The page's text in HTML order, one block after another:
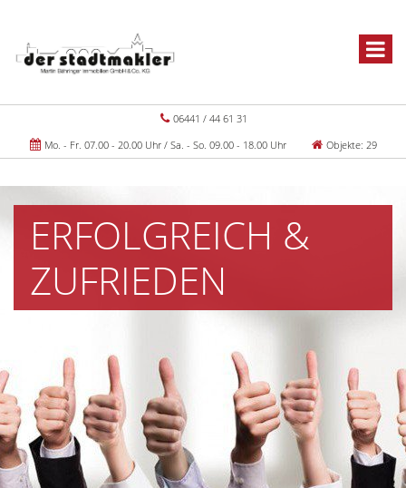
06441 / 44 61 31
Mo. - Fr. 07.00 - 20.00 Uhr / Sa. - So. 09.00 - 18.00 Uhr
Objekte: 29
ERFOLGREICH &
ZUFRIEDEN